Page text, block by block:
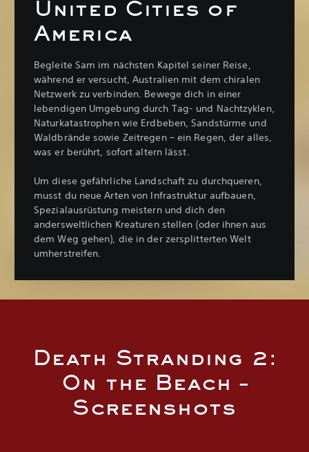
United Cities of
America
Begleite Sam im nächsten Kapitel seiner Reise,
während er versucht, Australien mit dem chiralen
Netzwerk zu verbinden. Bewege dich in einer
lebendigen Umgebung durch Tag- und Nachtzyklen,
Naturkatastrophen wie Erdbeben, Sandstürme und
Waldbrände sowie Zeitregen – ein Regen, der alles,
was er berührt, sofort altern lässt.
Um diese gefährliche Landschaft zu durchqueren,
musst du neue Arten von Infrastruktur aufbauen,
Spezialausrüstung meistern und dich den
andersweltlichen Kreaturen stellen (oder ihnen aus
dem Weg gehen), die in der zersplitterten Welt
umherstreifen.
Death Stranding 2:
On the Beach –
Screenshots